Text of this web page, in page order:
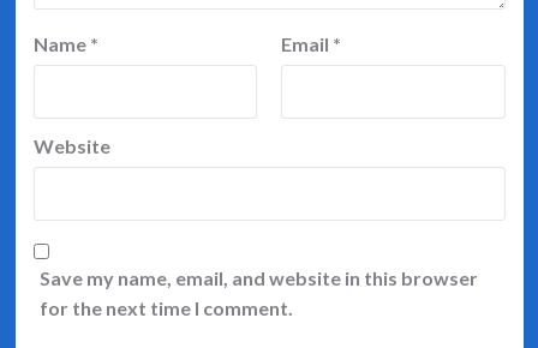
Name * Email *
Website
Save my name, email, and website in this browser
for the next time I comment.